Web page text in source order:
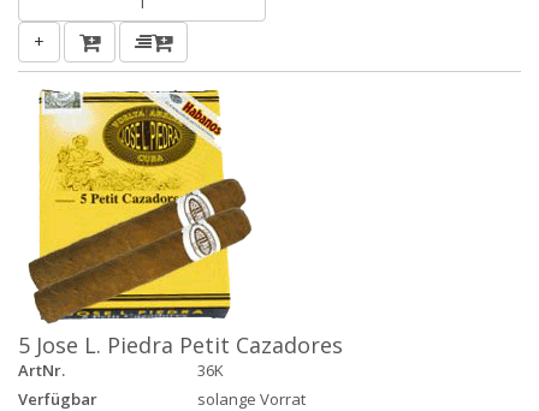
+
5 Jose L. Piedra Petit Cazadores
ArtNr.
36K
Verfügbar
solange Vorrat